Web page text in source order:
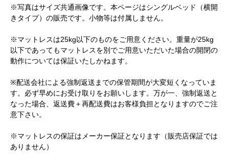
※写真はサイズ共通画像です。本ページはシングルベッド（横開
きタイプ）の販売です。小物等は付属しません。
※マットレスは25kg以下のものをご用意ください。重量が25kg
以下であってもマットレスを別でご用意いただいた場合の開閉の
動作については保証いたしかねます。
※配送会社による強制返送までの保管期間が大変短くなっていま
す。必ず早めにお受け取りをお願いします。万が一、強制返送と
なった場合、返送費＋再配送費はお客様負担となりますのでご注
意下さい。
※マットレスの保証はメーカー保証となります（販売店保証では
ありません）